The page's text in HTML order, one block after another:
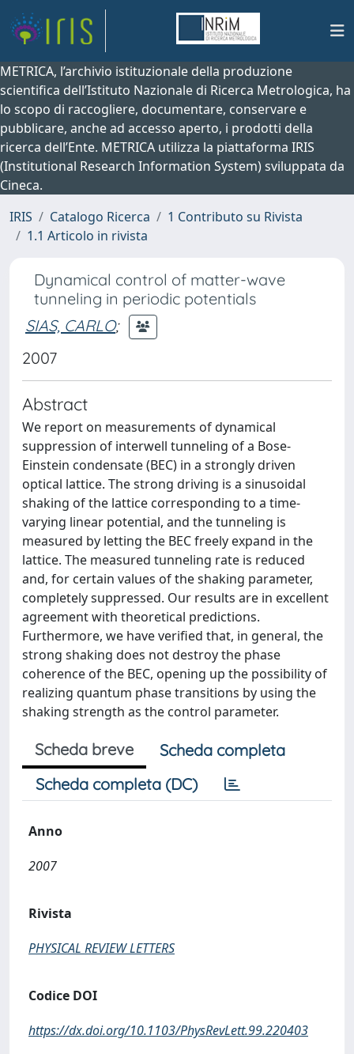
METRICA, l’archivio istituzionale della produzione
scientifica dell’Istituto Nazionale di Ricerca Metrologica, ha
lo scopo di raccogliere, documentare, conservare e
pubblicare, anche ad accesso aperto, i prodotti della
ricerca dell’Ente. METRICA utilizza la piattaforma IRIS
(Institutional Research Information System) sviluppata da
Cineca.
IRIS
Catalogo Ricerca
1 Contributo su Rivista
1.1 Articolo in rivista
Dynamical control of matter-wave
tunneling in periodic potentials
SIAS, CARLO;
2007
Abstract
We report on measurements of dynamical
suppression of interwell tunneling of a Bose-
Einstein condensate (BEC) in a strongly driven
optical lattice. The strong driving is a sinusoidal
shaking of the lattice corresponding to a time-
varying linear potential, and the tunneling is
measured by letting the BEC freely expand in the
lattice. The measured tunneling rate is reduced
and, for certain values of the shaking parameter,
completely suppressed. Our results are in excellent
agreement with theoretical predictions.
Furthermore, we have verified that, in general, the
strong shaking does not destroy the phase
coherence of the BEC, opening up the possibility of
realizing quantum phase transitions by using the
shaking strength as the control parameter.
Scheda breve
Scheda completa
Scheda completa (DC)
Anno
2007
Rivista
PHYSICAL REVIEW LETTERS
Codice DOI
https://dx.doi.org/10.1103/PhysRevLett.99.220403